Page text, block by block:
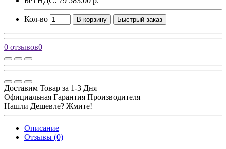
Кол-во В корзину Быстрый заказ
0 отзывов0
Доставим Товар за 1-3 Дня
Официальная Гарантия Производителя
Нашли Дешевле? Жмите!
Описание
Отзывы (0)